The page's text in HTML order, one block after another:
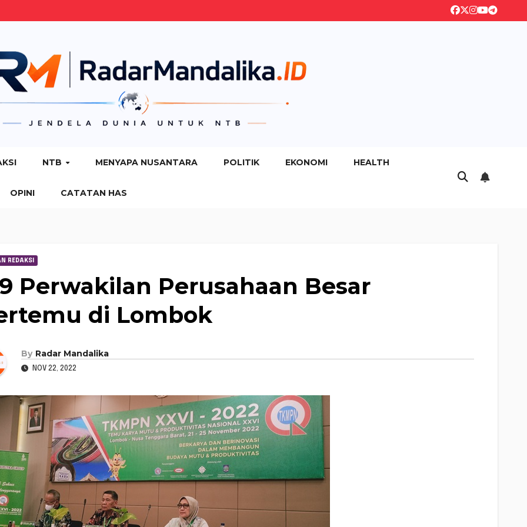
NTB MENYAPA NUSANTARA POLITIK EKONOMI HEALTH
OPINI CATATAN HAS
REDAKSI
Perwakilan Perusahaan Besar
di Lombok
By Radar Mandalika
NOV 22, 2022